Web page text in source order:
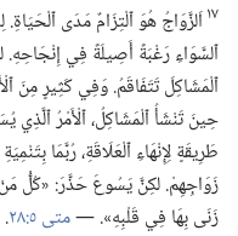
١٧اَلزَّوَاجُ هُوَ ٱلْتِزَامٌ مَدَى
ٱلسَّوَاءِ رَغْبَةً أَصِيلَةً فِي إِنْجَاحِهِ.‏
ٱلْمَشَاكِلَ تَتَفَاقَمُ.‏ وَفِي كَثِيرٍ مِنَ
حِينَ تَنْشَأُ ٱلْمَشَاكِلُ،‏ ٱلْأَمْرُ
طَرِيقَةٍ لِإِنْهَاءِ ٱلْعَلَاقَةِ،‏ رُبَّمَا
زَوَاجِهِمْ.‏ لكِنَّ يَسُوعَ حَذَّرَ:‏ «كُلُّ مَنْ
زَنَى بِهَا فِي قَلْبِهِ».‏ —‏متى ٥:‏٢٨ ‏.‏